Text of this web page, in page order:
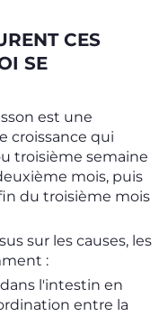
CES
SE
est une
croissance qui
troisième semaine
mois, puis
du troisième mois
sur les causes, les
:
l'intestin en
entre la